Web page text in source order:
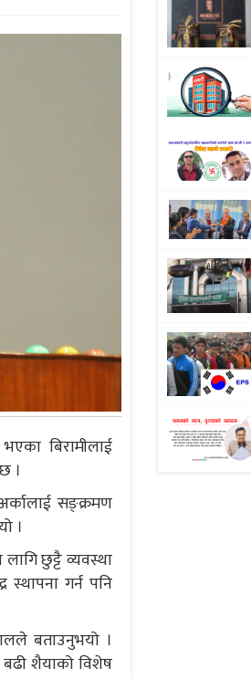
बिरामीलाई
।
सङ्क्रमण
।
छुट्टै व्यवस्था
स्थापना गर्न पनि
बताउनुभयो ।
शैयाको विशेष